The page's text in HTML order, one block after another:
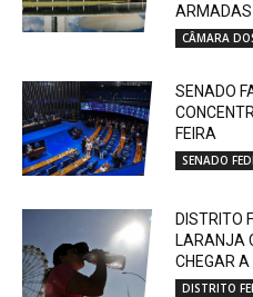
ARMADAS
CÂMARA
SENADO
FEIRA
SENADO
DISTRITO
LARANJA
CHEGAR A
DISTRITO